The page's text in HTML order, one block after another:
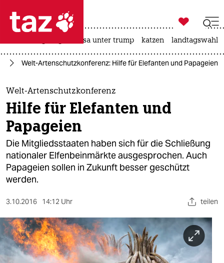
 taz zahl ich
taz zahl ich
themen
politik
öko
gesellschaft
kultur
sport
berlin
nord

taz zahl ich
usa unter trump katzen landtagswahl
Welt-Artenschutzkonferenz: Hilfe für Elefanten und Papageien
Welt-Artenschutzkonferenz
Hilfe für Elefanten und
Papageien
Die Mitgliedsstaaten haben sich für die Schließung
nationaler Elfenbeinmärkte ausgesprochen. Auch
Papageien sollen in Zukunft besser geschützt
werden.
3.10.2016 14:12 Uhr teilen